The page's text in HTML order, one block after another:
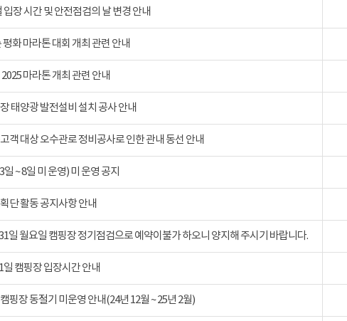
입장 시간 및 안전점검의 날 변경 안내
평화 마라톤 대회 개최 관련 안내
마라톤 개최 관련 안내
태양광 발전설비 설치 공사 안내
객 대상 오수관로 정비공사로 인한 관내 동선 안내
~ 8일 미 운영) 미 운영 공지
단 활동 공지사항 안내
일 월요일 캠핑장 정기점검으로 예약이불가 하오니 양지해 주시기 바랍니다.
일 캠핑장 입장시간 안내
핑장 동절기 미운영 안내(24년 12월 ~ 25년 2월)